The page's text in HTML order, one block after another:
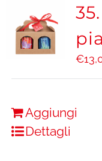
€
Aggiungi
Dettagli